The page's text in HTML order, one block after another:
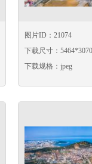
图片ID：21074
下载尺寸：5464*3070
下载规格：jpeg